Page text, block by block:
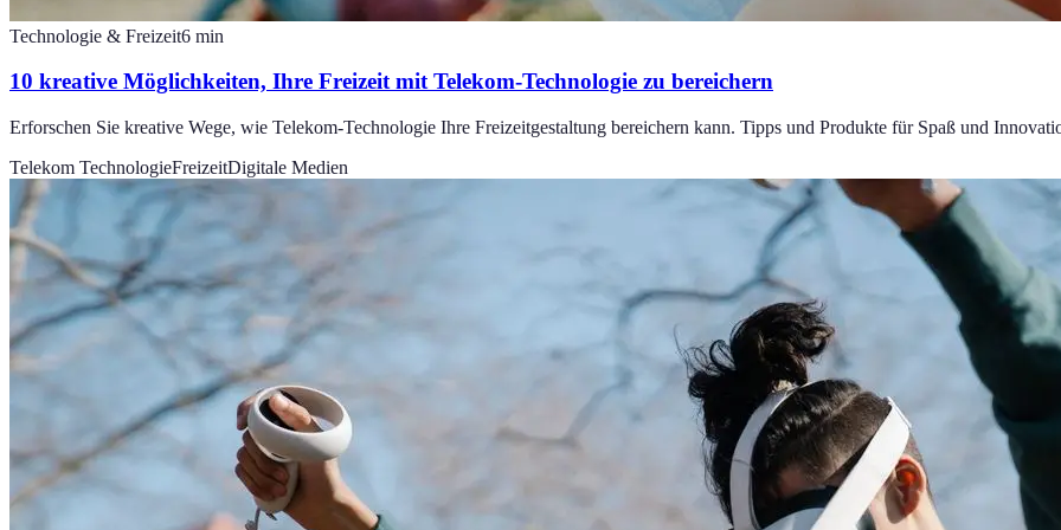
Technologie & Freizeit6 min
10 kreative Möglichkeiten, Ihre Freizeit mit Telekom-Technologie zu bereichern
Erforschen Sie kreative Wege, wie Telekom-Technologie Ihre Freizeitgestaltung bereichern kann. Tipps und Produkte für Spaß und
Telekom TechnologieFreizeitDigitale Medien